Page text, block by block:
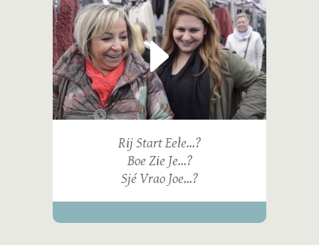
Rij Start Eele...?
Boe Zie Je...?
Sjé Vrao Joe...?